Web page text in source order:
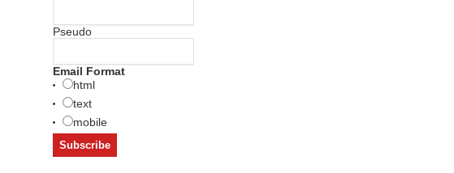
Pseudo
Email Format
html
text
mobile